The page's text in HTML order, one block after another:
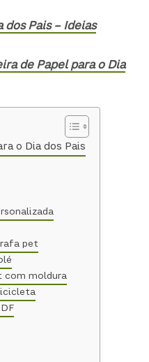
dos Pais – Ideias
de Papel para o Dia
o Dia dos Pais
pet
com moldura